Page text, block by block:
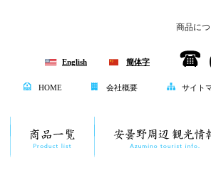
商品に
English 簡体字
HOME 会社概要 サイト